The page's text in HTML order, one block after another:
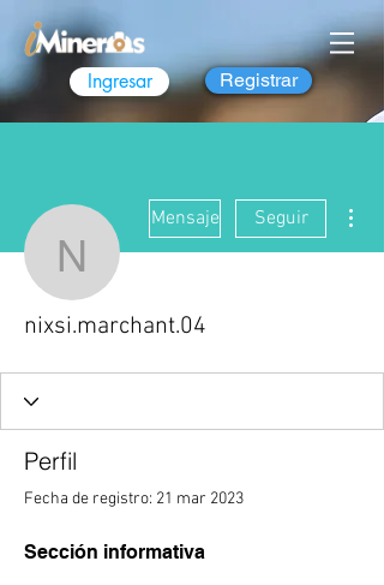
Ingresar Registrar
nixsi.marchant.04
Mensaje Seguir
nixsi.marchant.04
Perfil
Fecha de registro: 21 mar 2023
Sección informativa